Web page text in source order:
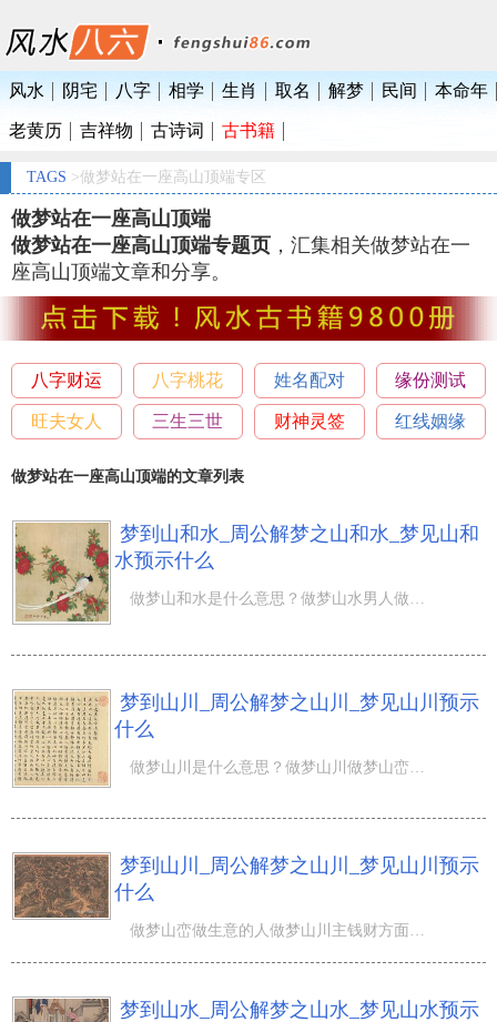
风水 阴宅 八字 相学 生肖 取名 解梦 民间 本命年
老黄历 吉祥物 古诗词 古书籍
TAGS >做梦站在一座高山顶端专区
做梦站在一座高山顶端
做梦站在一座高山顶端专题页 ，汇集相关做梦站在一
座高山顶端文章和分享。
八字财运 八字桃花 姓名配对 缘份测试
旺夫女人 三生三世 财神灵签 红线姻缘
做梦站在一座高山顶端的文章列表
梦到山和水_周公解梦之山和水_梦见山和
水预示什么
做梦山和水是什么意思？做梦山水男人做梦山水梦中见到山表示希望和困难梦中见到一座座高山做梦站在一座高山
梦到山川_周公解梦之山川_梦见山川预示
什么
梦到山川_周公解梦之山川_梦见山川预示
什么
梦到山水_周公解梦之山水_梦见山水预示